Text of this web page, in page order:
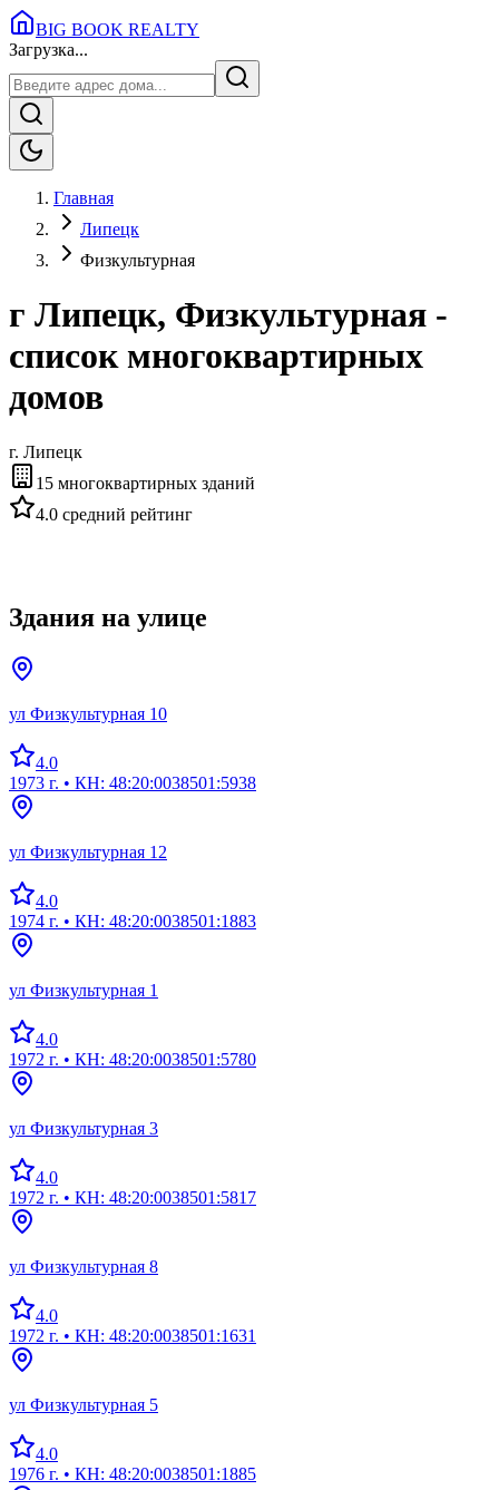
BIG BOOK REALTY
Загрузка...
Главная
Липецк
Физкультурная
г Липецк, Физкультурная -
список многоквартирных
домов
г. Липецк
15 многоквартирных зданий
4.0 средний рейтинг
Здания на улице
ул Физкультурная 10
4.0
1973 г. • КН: 48:20:0038501:5938
ул Физкультурная 12
4.0
1974 г. • КН: 48:20:0038501:1883
ул Физкультурная 1
4.0
1972 г. • КН: 48:20:0038501:5780
ул Физкультурная 3
4.0
1972 г. • КН: 48:20:0038501:5817
ул Физкультурная 8
4.0
1972 г. • КН: 48:20:0038501:1631
ул Физкультурная 5
4.0
1976 г. • КН: 48:20:0038501:1885